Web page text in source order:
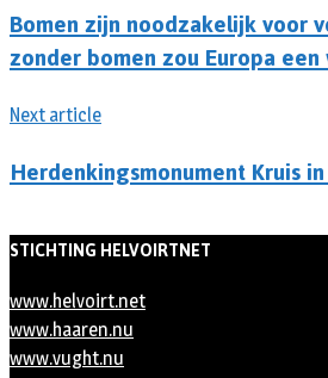
Bomen zijn noodzakelijk voor
zonder bomen zou Europa
Next article
Herdenkingsmonument Kruis
STICHTING HELVOIRTNET
www.helvoirt.net
www.haaren.nu
www.vught.nu